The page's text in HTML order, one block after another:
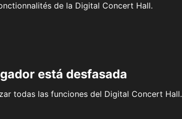
de la Digital Concert Hall.
está desfasada
todas las funciones del Digital Concert Hall.